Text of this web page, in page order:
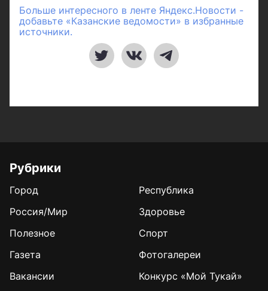
Больше интересного в ленте Яндекс.Новости -
добавьте «Казанские ведомости» в избранные
источники.
Рубрики
Город
Республика
Россия/Мир
Здоровье
Полезное
Спорт
Газета
Фотогалереи
Вакансии
Конкурс «Мой Тукай»